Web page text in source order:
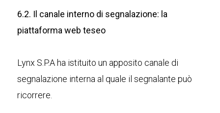
6.2. Il canale interno di segnalazione: la
piattaforma web teseo
Lynx S.P.A ha istituito un apposito canale di
segnalazione interna al quale il segnalante può
ricorrere.